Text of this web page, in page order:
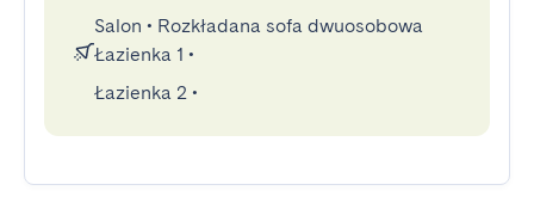
Salon • Rozkładana sofa dwuosobowa
Łazienka 1 •
Łazienka 2 •